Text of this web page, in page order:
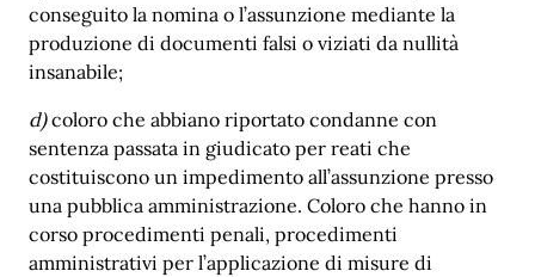
conseguito la nomina o l’assunzione mediante la
produzione di documenti falsi o viziati da nullità
insanabile;
d)coloro che abbiano riportato condanne con
sentenza passata in giudicato per reati che
costituiscono un impedimento all’assunzione presso
una pubblica amministrazione. Coloro che hanno in
corso procedimenti penali, procedimenti
amministrativi per l’applicazione di misure di